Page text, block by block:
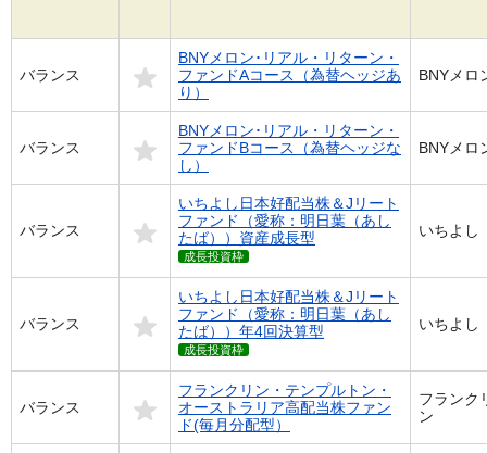
バランス
BNYメロン･リアル・リターン・
ファンドAコース（為替ヘッジあ
り）
BNYメロ
バランス
BNYメロン･リアル・リターン・
ファンドBコース（為替ヘッジな
し）
BNYメロ
バランス
いちよし日本好配当株＆Jリート
ファンド（愛称：明日葉（あし
たば））資産成長型
成長投資枠
いちよし
バランス
いちよし日本好配当株＆Jリート
ファンド（愛称：明日葉（あし
たば））年4回決算型
成長投資枠
いちよし
バランス
フランクリン・テンプルトン・
オーストラリア高配当株ファン
ド(毎月分配型）
フランク
ン